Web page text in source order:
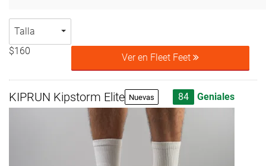
Talla
$160
Ver en Fleet Feet
KIPRUN Kipstorm Elite Nuevas 84 Geniales